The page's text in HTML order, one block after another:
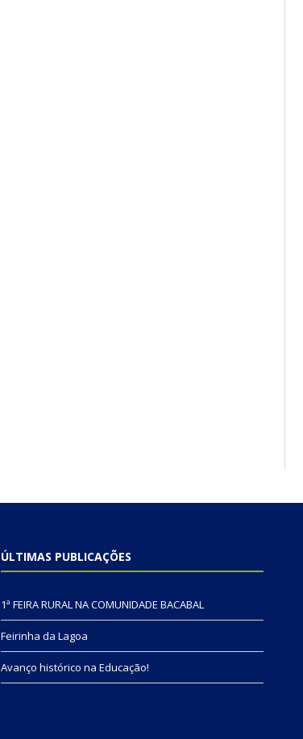
ÚLTIMAS PUBLICAÇÕES
1ª FEIRA RURAL NA COMUNIDADE BACABAL
Feirinha da Lagoa
Avanço histórico na Educação!